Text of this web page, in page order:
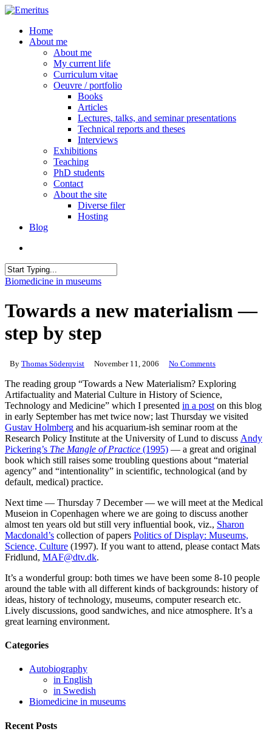
Skip
main
content
search
Menu
Home
About me
About me
My current life
Curriculum vitae
Oeuvre / portfolio
Books
Articles
Lectures, talks, and seminar presentations
Technical reports and theses
Interviews
Exhibitions
Teaching
PhD students
Contact
About the site
Diverse filer
Hosting
Blog
Close
Biomedicine in museums
Towards a new materialism —
step by step
By Thomas Söderqvist November 11, 2006 No Comments
The reading group “Towards a New Materialism? Exploring
Artifactuality and Material Culture in History of Science,
Technology and Medicine” which I presented in a post on this blog
in early September has met twice now; last Thursday we visited
Gustav Holmberg and his acquarium-ish seminar room at the
Research Policy Institute at the University of Lund to discuss Andy
Pickering’s The Mangle of Practice (1995) — a great and original
book which still raises some troubling questions about “material
agency” and “intentionality” in scientific, technological (and by
default, medical) practice.
Next time — Thursday 7 December — we will meet at the Medical
Museion in Copenhagen where we are going to discuss another
almost ten years old but still very influential book, viz., Sharon
Macdonald’s collection of papers Politics of Display: Museums,
Science, Culture (1997). If you want to attend, please contact Mats
Fridlund, MAF@dtv.dk.
It’s a wonderful group: both times we have been some 8-10 people
around the table with all different kinds of backgrounds: history of
ideas, history of technology, museums, computer research etc.
Lively discussions, good sandwiches, and nice atmosphere. It’s a
great learning environment.
Categories
Autobiography
in English
in Swedish
Biomedicine in museums
Recent Posts